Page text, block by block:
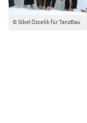
© Sibel Özcelik für TanzBau